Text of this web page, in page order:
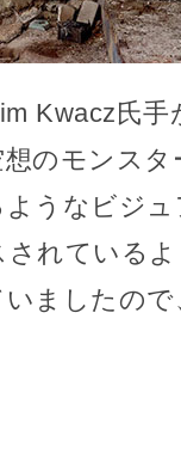
Kwacz氏手
のモンス
うなビジ
れている
ましたの